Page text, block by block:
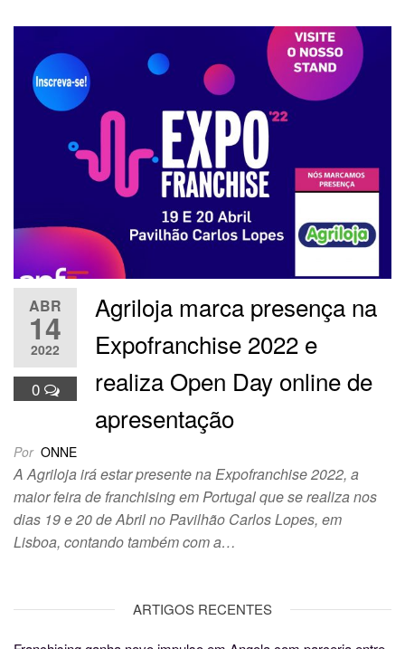
ABR
14
2022
0
Agriloja marca presença na
Expofranchise 2022 e
realiza Open Day online de
apresentação
Por ONNE
A Agriloja irá estar presente na Expofranchise 2022, a
maior feira de franchising em Portugal que se realiza nos
dias 19 e 20 de Abril no Pavilhão Carlos Lopes, em
Lisboa, contando também com a…
ARTIGOS RECENTES